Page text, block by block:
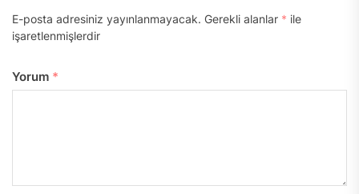
E-posta adresiniz yayınlanmayacak. Gerekli alanlar * ile
işaretlenmişlerdir
Yorum *